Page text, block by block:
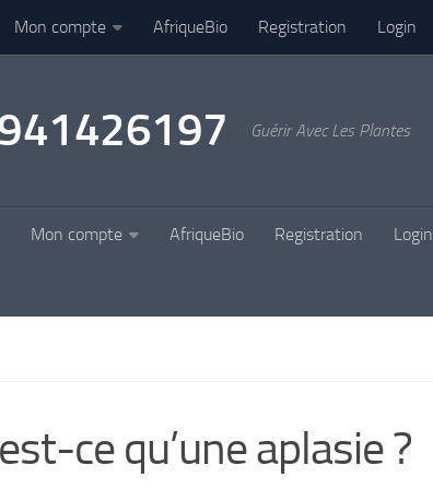
Mon compte AfriqueBio Registration Login
Guérir Avec Les Plantes
Mon compte AfriqueBio Registration Login
ce qu’une aplasie ?